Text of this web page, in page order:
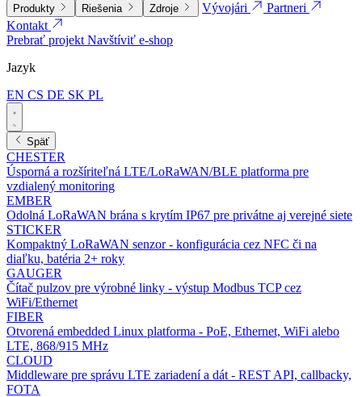
Produkty Riešenia Zdroje Vývojári
Partneri
Kontakt
Prebrať projektNavštíviť e-shop
Jazyk
EN CS DE SK PL
Späť
CHESTER
Úsporná a rozšíriteľná LTE/LoRaWAN/BLE platforma pre
vzdialený monitoring
EMBER
Odolná LoRaWAN brána s krytím IP67 pre privátne aj verejné siete
STICKER
Kompaktný LoRaWAN senzor - konfigurácia cez NFC či na
diaľku, batéria 2+ roky
GAUGER
Čítač pulzov pre výrobné linky - výstup Modbus TCP cez
WiFi/Ethernet
FIBER
Otvorená embedded Linux platforma - PoE, Ethernet, WiFi alebo
LTE, 868/915 MHz
CLOUD
Middleware pre správu LTE zariadení a dát - REST API, callbacky,
FOTA